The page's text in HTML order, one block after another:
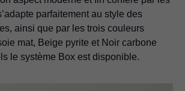
parfaitement au style des
ainsi que par les trois couleurs
mat, Beige pyrite et Noir carbone
le système Box est disponible.